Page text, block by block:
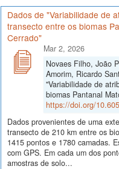
Dados de "Variabilidade de
transecto entre os biomas
Cerrado"
Mar 2, 2026
Novaes Filho, João
Amorim, Ricardo
"Variabilidade de
biomas Pantanal
https://doi.org/
Dados provenientes de uma
transecto de 210 km entre os
1415 pontos e 1780 camadas.
com GPS. Em cada um dos
amostras de solo...